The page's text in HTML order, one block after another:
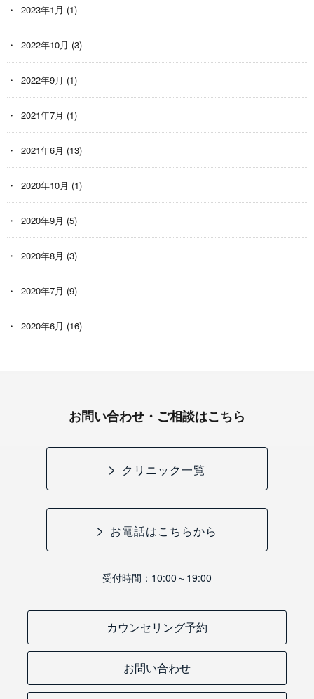
2023年1月 (1)
2022年10月 (3)
2022年9月 (1)
2021年7月 (1)
2021年6月 (13)
2020年10月 (1)
2020年9月 (5)
2020年8月 (3)
2020年7月 (9)
2020年6月 (16)
お問い合わせ・ご相談はこちら
クリニック一覧
お電話はこちらから
受付時間：10:00～19:00
カウンセリング予約
お問い合わせ